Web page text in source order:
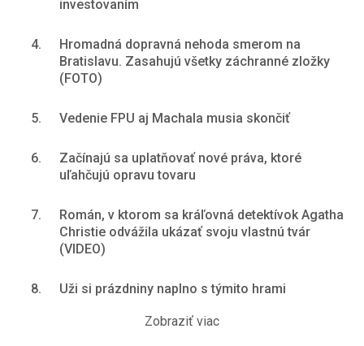
investovaním
4.
Hromadná dopravná nehoda smerom na
Bratislavu. Zasahujú všetky záchranné zložky
(FOTO)
5. Vedenie FPU aj Machala musia skončiť
6.
Začínajú sa uplatňovať nové práva, ktoré
uľahčujú opravu tovaru
7.
Román, v ktorom sa kráľovná detektívok Agatha
Christie odvážila ukázať svoju vlastnú tvár
(VIDEO)
8. Uži si prázdniny naplno s týmito hrami
Zobraziť viac